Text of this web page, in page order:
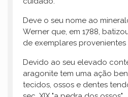
Deve o seu nome ao
Werner que, em 1788,
de exemplares provenientes
Devido ao seu elevado
aragonite tem uma ação
tecidos, ossos e dentes